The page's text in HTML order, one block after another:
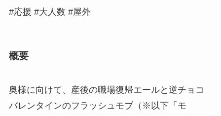
#応援 #大人数 #屋外
概要
奥様に向けて、産後の職場復帰エールと逆チョコ
バレンタインのフラッシュモブ（※以下「モ